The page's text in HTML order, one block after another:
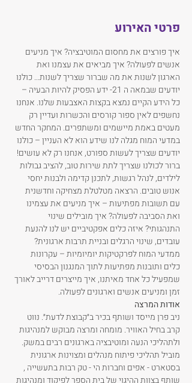
פרטי האירוע
איך פורצים את מחסום המוטיבציה? איך מניעים
אנשים לפעולה? איך מביאים את עצמנו ואת
הארגון לשנות את מה שברור שצריך לשנות... כולנו
יודעים שבמאה ה 21- ידע הפסיק להיות הבעיה –
כל הידע הקיים נמצא בקצות האצבעות שלנו. אנחנו
נחשפים לאין ספור קורסים והכשרות ועדיין רק
מעטים באמת מיישמים ומשתפרים. המחקר החדש
במדעי המוח מגלה לנו שידע הוא לא העניין – כולנו
יודעים שצריך לעשות ספורט, אנחנו רק לא עושים!
ברור לכולנו שצריך לתת שירות טוב, להציב גבולות
לילדים, לנהל רגשות, לתכנן קדימה ולבנות יחסי
אנוש טובים. הרצאה מטלטלת מצחיקה וחדשנית
עם תשובות מפתיעות – איך מניעים את עצמינו
ואת הסביבה לפעולה? איך מובילים שינוי
התנהגותי? איזה כלים אפקטיביים יש לנו להנעת
עובדים, שינוי הרגלים ובניית תרבות ארגונית?
ממדעי המוח לפרקטיקות יומיומיות – עקרונות
כלים ותובנות מפתיעות לתוך המנגנון הבסיסי
שמפעיל כל אחד מאיתנו, איך מייצרים דרייב לאורך
זמן ומניעים אנשים וארגונים לפעולה.
אודות המרצה
ניב פרן מייסד ושותף בכיר ב״קבוצת לדעת״. נווט
קרב בחיל האוויר. מומחה ומרצה מבוקש למנהיגות
ולתהליכי הנעה ומוטיבציה בארגונים רבים במשק.
מוביל תהליכי פיתוח מנהלים ומצוינות ארגונית
בסטארט - אפים וחברות הי - טק רבות בתעשייה ,
שותף בצוות ההיגוי של בית הספר לפיקוד ומנהיגות